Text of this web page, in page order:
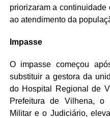
priorizaram a
ao atendimento da
Impasse
O impasse começou
substituir a gestora da
do Hospital Regional de
Prefeitura de Vilhena, o
Militar e o Judiciário,